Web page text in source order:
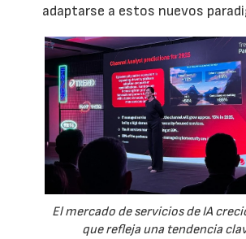
adaptarse a estos nuevos
El mercado de servicios de IA
que refleja una tendencia